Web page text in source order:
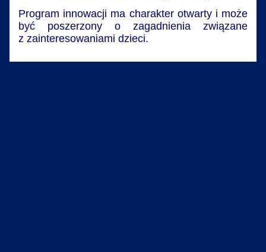
Program innowacji ma charakter otwarty i może
być poszerzony o zagadnienia związane
z zainteresowaniami dzieci.